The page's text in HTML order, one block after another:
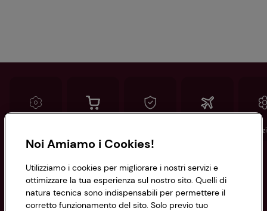
Informazioni
Privacy Policy
Noi Amiamo i Cookies!
Utilizziamo i cookies per migliorare i nostri servizi e
ottimizzare la tua esperienza sul nostro sito. Quelli di
natura tecnica sono indispensabili per permettere il
corretto funzionamento del sito. Solo previo tuo